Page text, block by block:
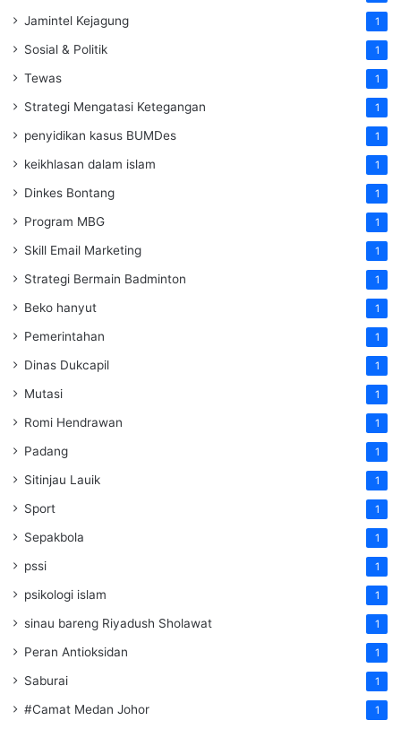
Jamintel Kejagung 1
Sosial & Politik 1
Tewas 1
Strategi Mengatasi Ketegangan 1
penyidikan kasus BUMDes 1
keikhlasan dalam islam 1
Dinkes Bontang 1
Program MBG 1
Skill Email Marketing 1
Strategi Bermain Badminton 1
Beko hanyut 1
Pemerintahan 1
Dinas Dukcapil 1
Mutasi 1
Romi Hendrawan 1
Padang 1
Sitinjau Lauik 1
Sport 1
Sepakbola 1
pssi 1
psikologi islam 1
sinau bareng Riyadush Sholawat 1
Peran Antioksidan 1
Saburai 1
#Camat Medan Johor 1